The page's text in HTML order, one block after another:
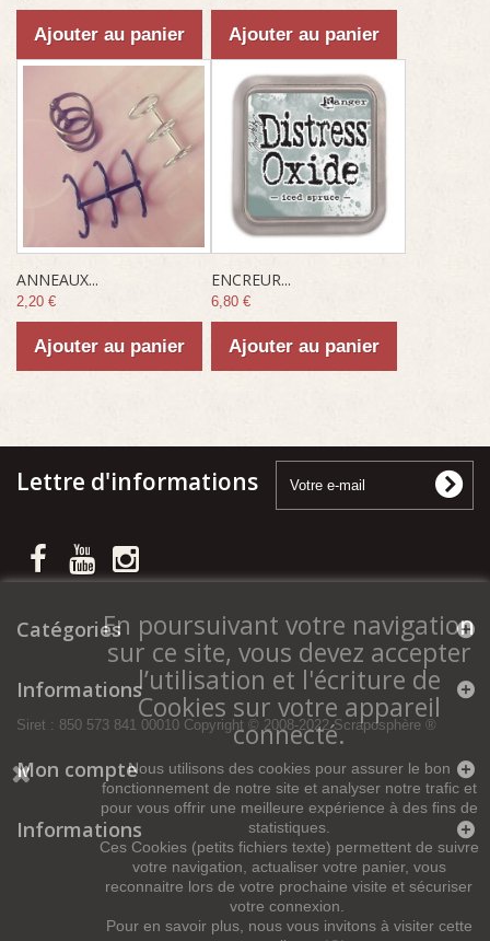
Ajouter au panier Ajouter au panier
ANNEAUX...
2,20 €
Ajouter au panier
ENCREUR...
6,80 €
Ajouter au panier
Lettre d'informations
Catégories
Informations
Siret : 850 573 841 00010 Copyright © 2008-2022 Scraposphère ®
Mon compte
Informations
En poursuivant votre navigation
sur ce site, vous devez accepter
l’utilisation et l'écriture de
Cookies sur votre appareil
connecté.
Nous utilisons des cookies pour assurer le bon
fonctionnement de notre site et analyser notre trafic et
pour vous offrir une meilleure expérience à des fins de
statistiques.
Ces Cookies (petits fichiers texte) permettent de suivre
votre navigation, actualiser votre panier, vous
reconnaitre lors de votre prochaine visite et sécuriser
votre connexion.
Pour en savoir plus, nous vous invitons à visiter cette